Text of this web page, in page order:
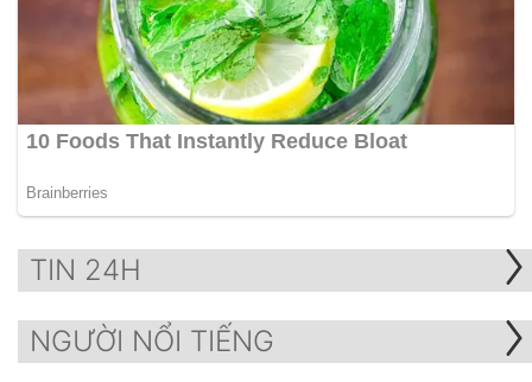
TIN 24H
NGƯỜI NỔI TIẾNG